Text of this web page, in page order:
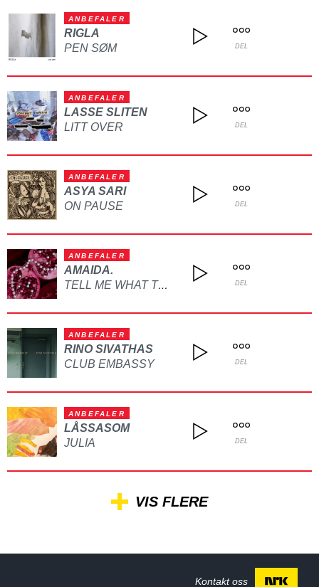
ANBEFALER
RIGLA
PEN SØM
DEL
ANBEFALER
LASSE SLITEN
LITT OVER
DEL
ANBEFALER
ASYA SARI
ON PAUSE
DEL
ANBEFALER
AMAIDA.
TELL ME WHAT TO DO DEL
ANBEFALER
RINO SIVATHAS
CLUB EMBASSY
DEL
ANBEFALER
LÅSSASOM
JULIA
DEL
VIS FLERE
Kontakt oss